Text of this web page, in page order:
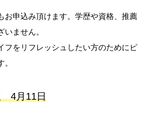
お申込み頂けます。学歴や資格、推薦
いません。
フをリフレッシュしたい方のためにピ
4月11日